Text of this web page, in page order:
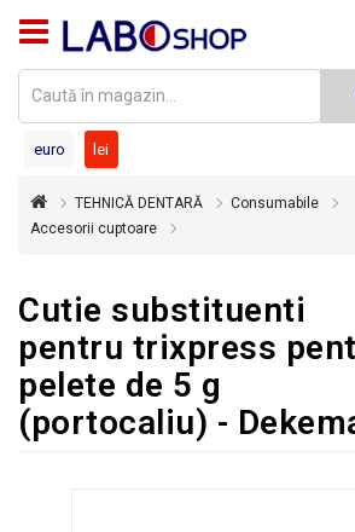
PRODUSE
DENTARĂ
DENTARĂ
STERILIZARE
SUPER
OFERTĂ
ÎNCHIRIERI
euro lei
TEHNICĂ DENTARĂ
Consumabile
Accesorii cuptoare
Cutie substituenti
pentru trixpress
pelete de 5 g
(portocaliu) -